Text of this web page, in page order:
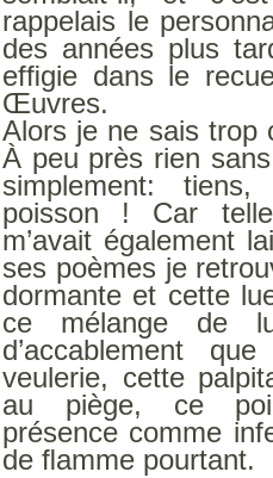
rappelais le
des années plus
efﬁgie dans le
Œuvres.
Alors je ne sais trop
À peu près rien
simplement:
poisson ! Car
m’avait également
ses poèmes je
dormante et cette
ce mélange de
d’accablement
veulerie, cette
au piège, ce
présence comme
de ﬂamme pourtant.